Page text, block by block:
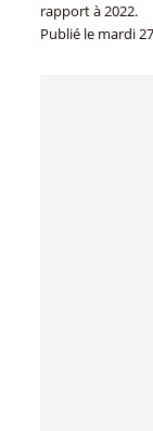
rapport à 2022.
Publié le mardi